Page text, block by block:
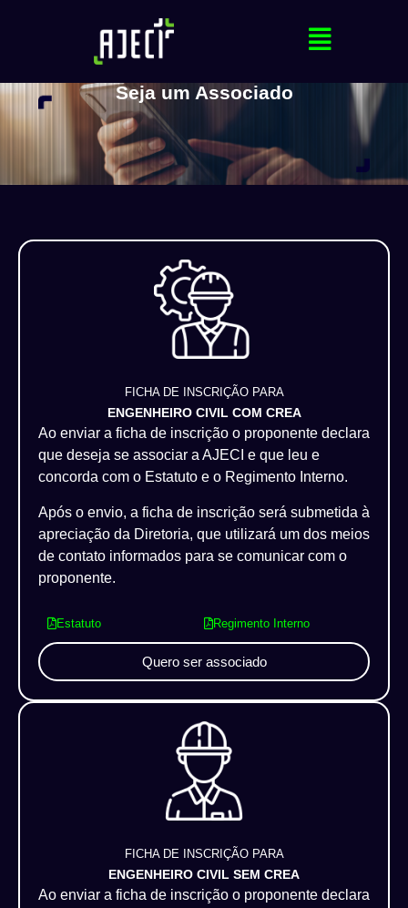
Seja um Associado
FICHA DE INSCRIÇÃO PARA
ENGENHEIRO CIVIL COM CREA
Ao enviar a ficha de inscrição o proponente declara
que deseja se associar a AJECI e que leu e
concorda com o Estatuto e o Regimento Interno.
Após o envio, a ficha de inscrição será submetida à
apreciação da Diretoria, que utilizará um dos meios
de contato informados para se comunicar com o
proponente.
Estatuto Regimento Interno
Quero ser associado
FICHA DE INSCRIÇÃO PARA
ENGENHEIRO CIVIL SEM CREA
Ao enviar a ficha de inscrição o proponente declara